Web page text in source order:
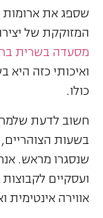
שספג את ארומות
המזוקקת של
מסעדה בשרית
ואיכותי כזה היא
כולו.
חשוב לדעת
בשעות הצוהריים,
שנסגרו מראש.
אווירה אינטימית